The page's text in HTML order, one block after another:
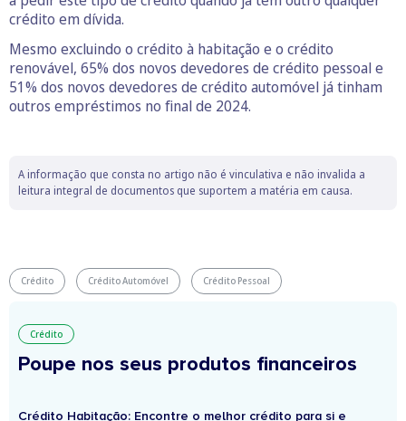
crédito em dívida.
Mesmo excluindo o crédito à habitação e o crédito
renovável, 65% dos novos devedores de crédito pessoal e
51% dos novos devedores de crédito automóvel já tinham
outros empréstimos no final de 2024.
A informação que consta no artigo não é vinculativa e não invalida a
leitura integral de documentos que suportem a matéria em causa.
Crédito Crédito Automóvel Crédito Pessoal
Crédito
Poupe nos seus produtos financeiros
Crédito Habitação: Encontre o melhor crédito para si e